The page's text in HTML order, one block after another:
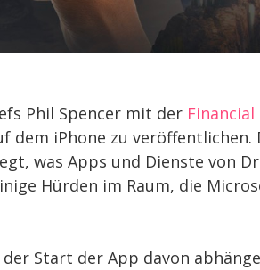
Phil Spencer mit der
dem iPhone zu veröffentlichen.
was Apps und Dienste von
Hürden im Raum, die
Start der App davon